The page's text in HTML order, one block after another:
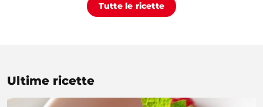
Punti vendita
Tutte le ricette
Ultime ricette